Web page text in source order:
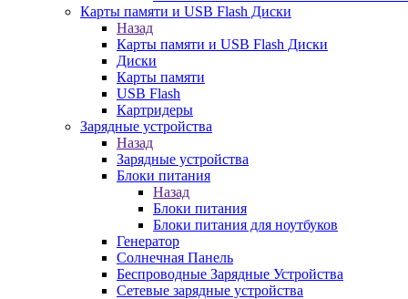
Карты памяти и USB Flash Диски
Назад
Карты памяти и USB Flash Диски
Диски
Карты памяти
USB Flash
Картридеры
Зарядные устройства
Назад
Зарядные устройства
Блоки питания
Назад
Блоки питания
Блоки питания для ноутбуков
Генератор
Солнечная Панель
Беспроводные Зарядные Устройства
Сетевые зарядные устройства